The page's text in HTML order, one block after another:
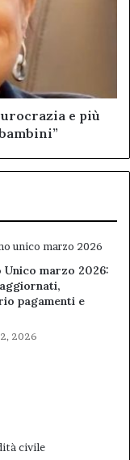
e più
Unico marzo 2026:
pagamenti e
2026